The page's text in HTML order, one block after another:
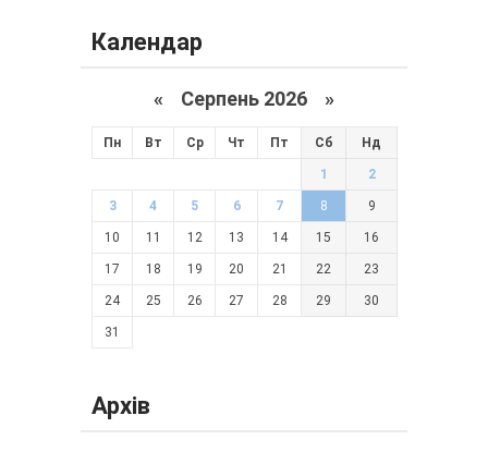
Календар
« Серпень 2026 »
Пн Вт Ср Чт Пт Сб Нд
1 2
3 4 5 6 7 8 9
10 11 12 13 14 15 16
17 18 19 20 21 22 23
24 25 26 27 28 29 30
31
Архів